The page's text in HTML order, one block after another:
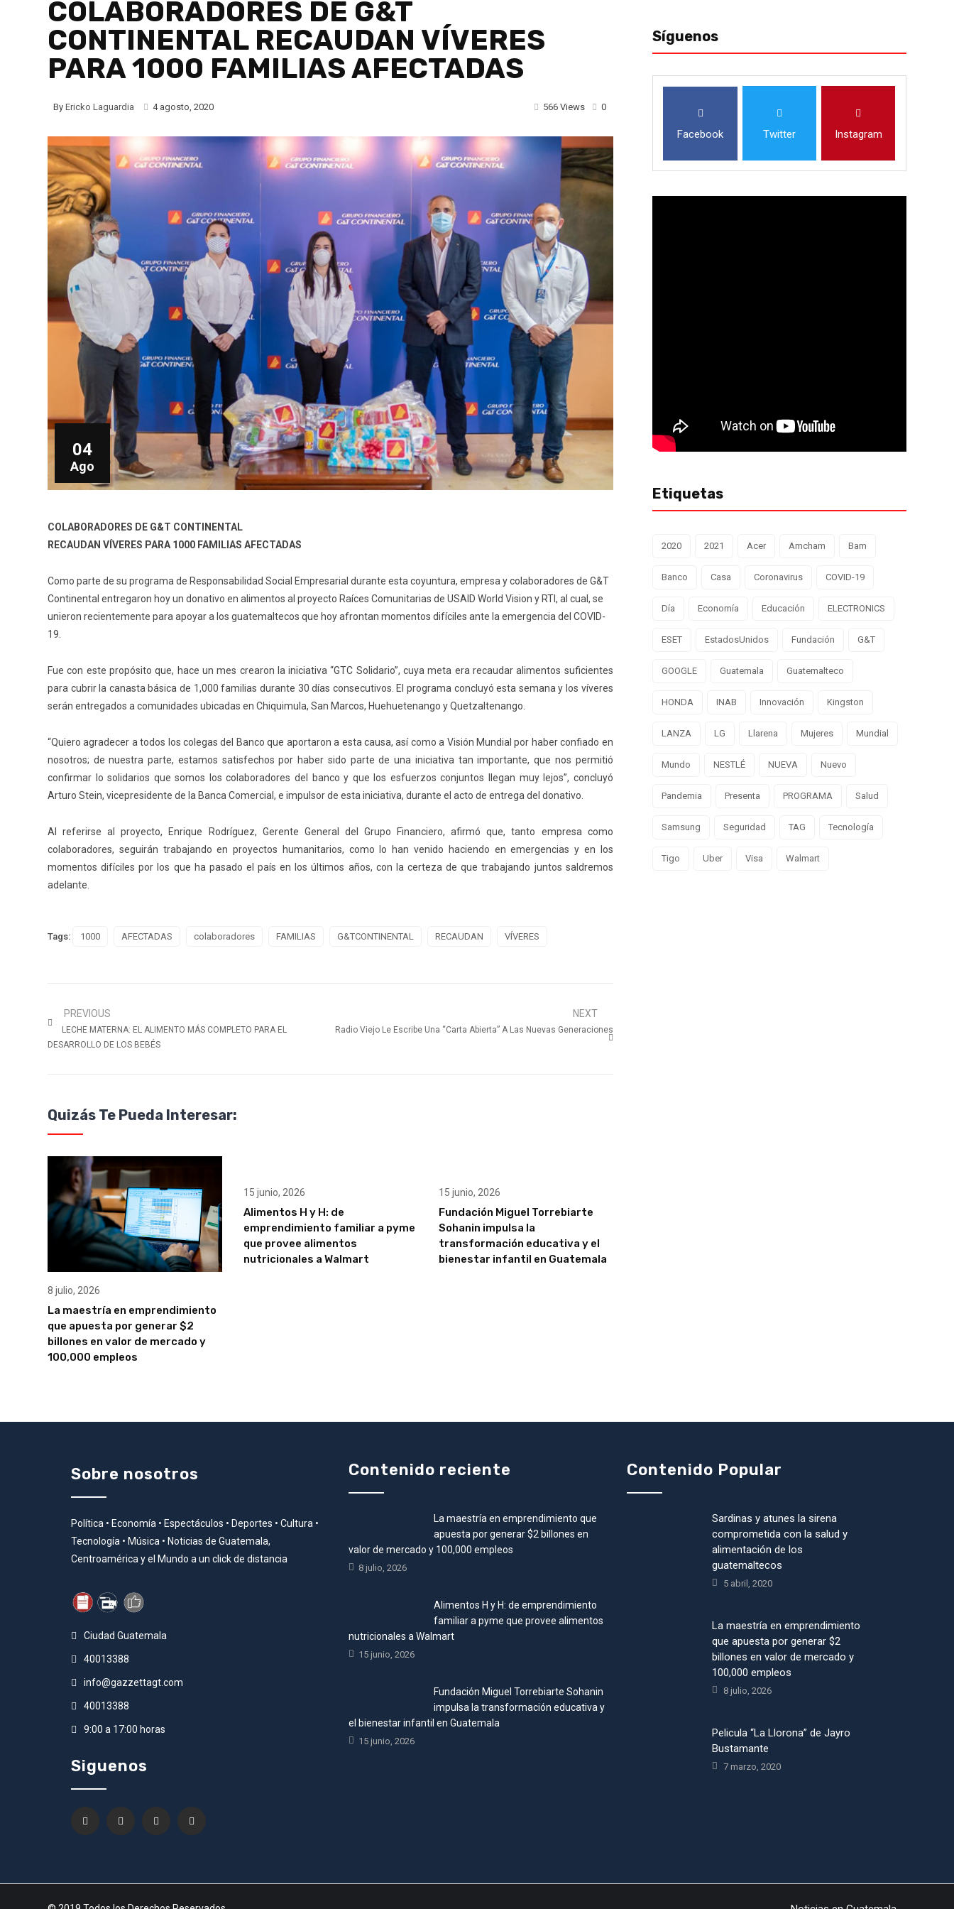
COLABORADORES DE G&T
CONTINENTAL RECAUDAN VÍVERES
PARA 1000 FAMILIAS AFECTADAS
By Ericko Laguardia 4 agosto, 2020 0
566 Views
04
Ago
COLABORADORES DE G&T CONTINENTAL
RECAUDAN VÍVERES PARA 1000 FAMILIAS AFECTADAS
Como parte de su programa de Responsabilidad Social Empresarial durante esta coyuntura, empresa y colaboradores de G&T
Continental entregaron hoy un donativo en alimentos al proyecto Raíces Comunitarias de USAID World Vision y RTI, al cual, se
unieron recientemente para apoyar a los guatemaltecos que hoy afrontan momentos difíciles ante la emergencia del COVID-
19.
Fue con este propósito que, hace un mes crearon la iniciativa “GTC Solidario”, cuya meta era recaudar alimentos suficientes
para cubrir la canasta básica de 1,000 familias durante 30 días consecutivos. El programa concluyó esta semana y los víveres
serán entregados a comunidades ubicadas en Chiquimula, San Marcos, Huehuetenango y Quetzaltenango.
“Quiero agradecer a todos los colegas del Banco que aportaron a esta causa, así como a Visión Mundial por haber confiado en
nosotros; de nuestra parte, estamos satisfechos por haber sido parte de una iniciativa tan importante, que nos permitió
confirmar lo solidarios que somos los colaboradores del banco y que los esfuerzos conjuntos llegan muy lejos”, concluyó
Arturo Stein, vicepresidente de la Banca Comercial, e impulsor de esta iniciativa, durante el acto de entrega del donativo.
Al referirse al proyecto, Enrique Rodríguez, Gerente General del Grupo Financiero, afirmó que, tanto empresa como
colaboradores, seguirán trabajando en proyectos humanitarios, como lo han venido haciendo en emergencias y en los
momentos difíciles por los que ha pasado el país en los últimos años, con la certeza de que trabajando juntos saldremos
adelante.
Tags: 1000 AFECTADAS colaboradores FAMILIAS G&TCONTINENTAL RECAUDAN VÍVERES
PREVIOUS
LECHE MATERNA: EL ALIMENTO MÁS COMPLETO PARA EL
DESARROLLO DE LOS BEBÉS
NEXT
Radio Viejo Le Escribe Una “Carta Abierta” A Las Nuevas Generaciones
Quizás Te Pueda Interesar:
8 julio, 2026
La maestría en emprendimiento
que apuesta por generar $2
billones en valor de mercado y
100,000 empleos
15 junio, 2026
Alimentos H y H: de
emprendimiento familiar a pyme
que provee alimentos
nutricionales a Walmart
15 junio, 2026
Fundación Miguel Torrebiarte
Sohanin impulsa la
transformación educativa y el
bienestar infantil en Guatemala
Síguenos
Facebook Twitter Instagram
Etiquetas
2020 2021 Acer Amcham Bam
Banco Casa Coronavirus COVID-19
Día Economía Educación ELECTRONICS
ESET EstadosUnidos Fundación G&T
GOOGLE Guatemala Guatemalteco
HONDA INAB Innovación Kingston
LANZA LG Llarena Mujeres Mundial
Mundo NESTLÉ NUEVA Nuevo
Pandemia Presenta PROGRAMA Salud
Samsung Seguridad TAG Tecnología
Tigo Uber Visa Walmart
Sobre nosotros
Política • Economía • Espectáculos • Deportes • Cultura •
Tecnología • Música • Noticias de Guatemala,
Centroamérica y el Mundo a un click de distancia
Ciudad Guatemala
40013388
info@gazzettagt.com
40013388
9:00 a 17:00 horas
Siguenos
Contenido reciente
La maestría en emprendimiento que
apuesta por generar $2 billones en
valor de mercado y 100,000 empleos
8 julio, 2026
Alimentos H y H: de emprendimiento
familiar a pyme que provee alimentos
nutricionales a Walmart
15 junio, 2026
Fundación Miguel Torrebiarte Sohanin
impulsa la transformación educativa y
el bienestar infantil en Guatemala
15 junio, 2026
Contenido Popular
Sardinas y atunes la sirena
comprometida con la salud y
alimentación de los
guatemaltecos
5 abril, 2020
La maestría en emprendimiento
que apuesta por generar $2
billones en valor de mercado y
100,000 empleos
8 julio, 2026
Pelicula “La Llorona” de Jayro
Bustamante
7 marzo, 2020